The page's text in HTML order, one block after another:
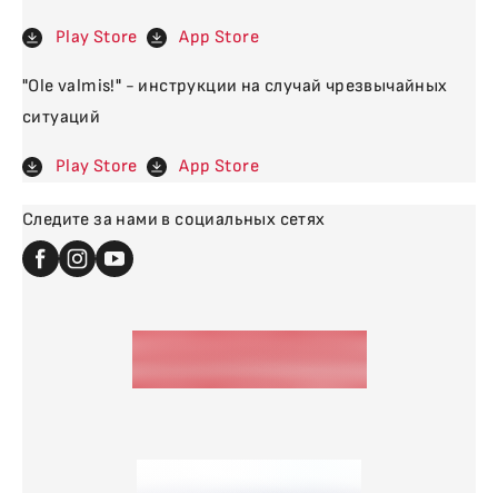
Play Store App Store
"Ole valmis!" - инструкции на случай чрезвычайных
ситуаций
Play Store App Store
Следите за нами в социальных сетях